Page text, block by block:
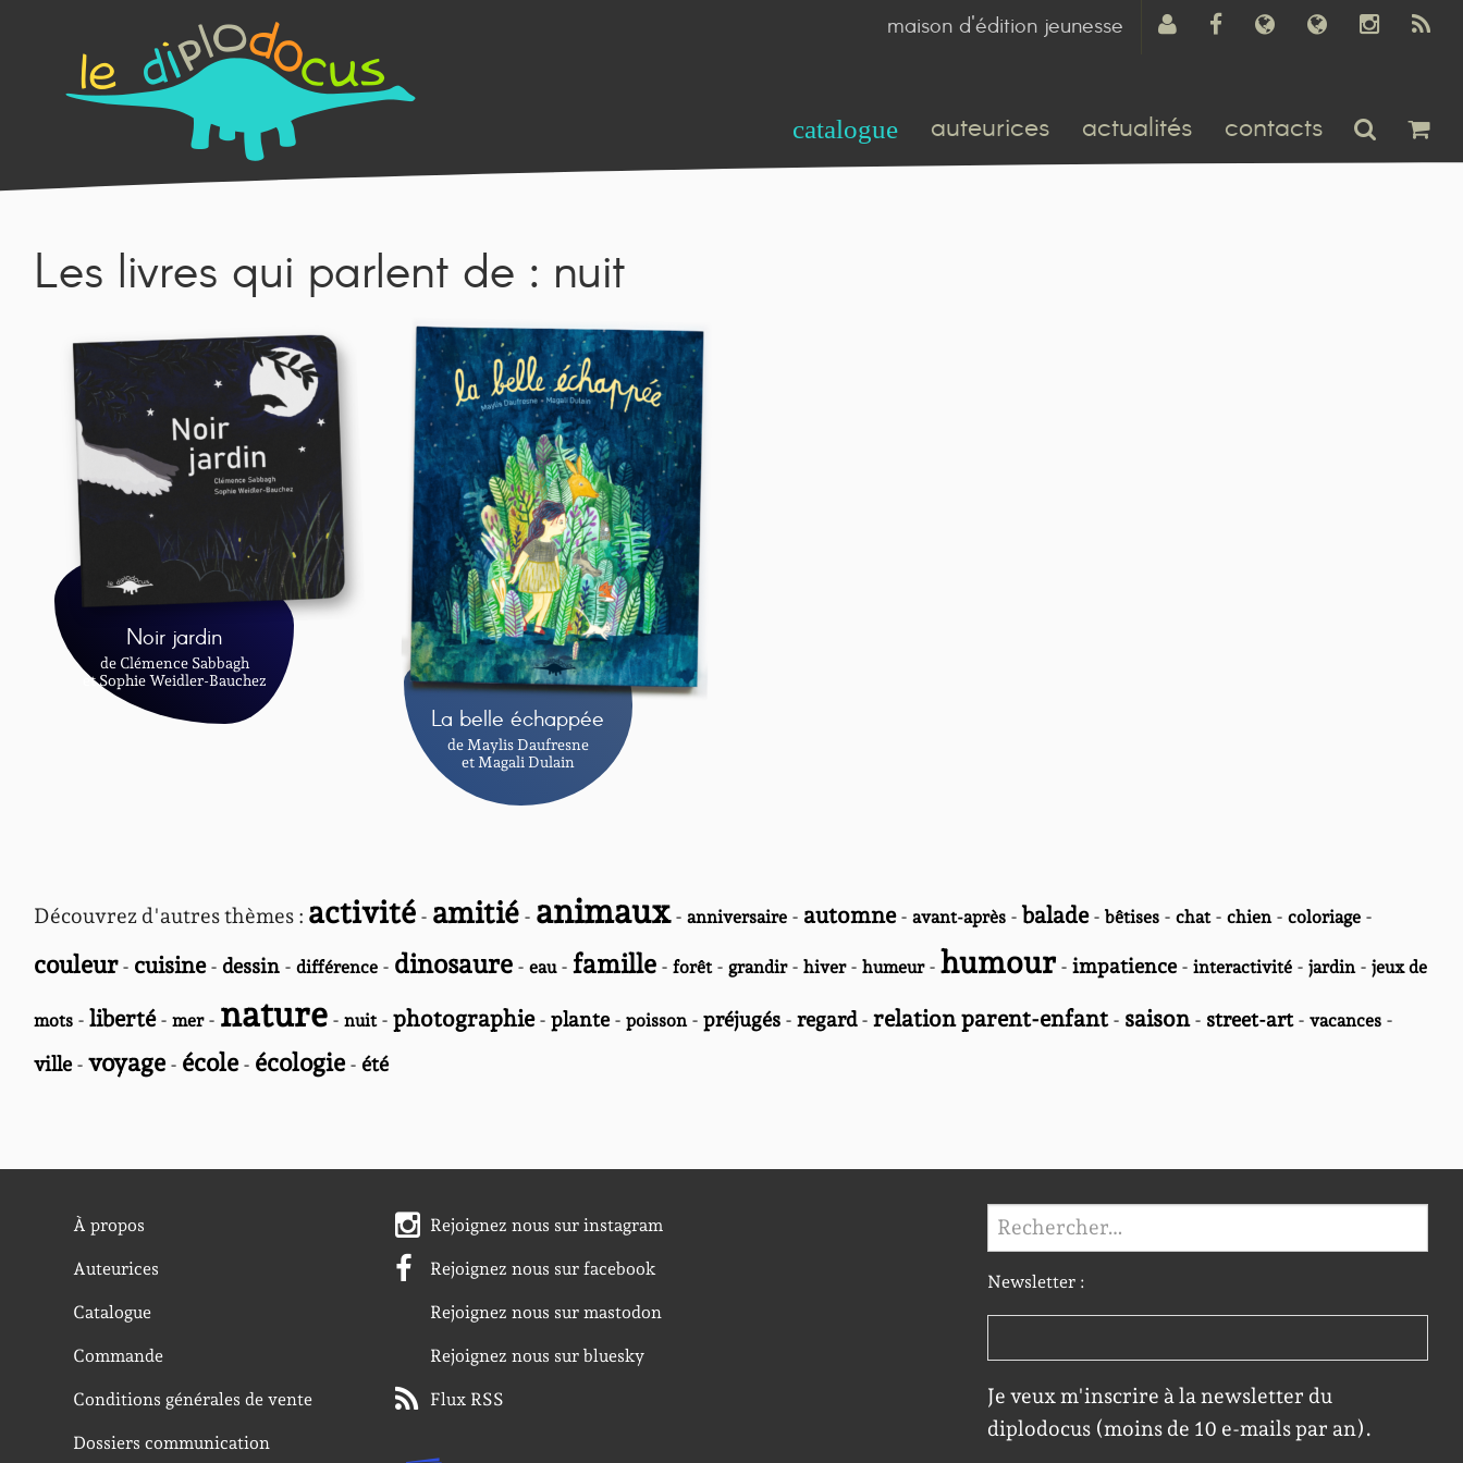
maison d'édition jeunesse
catalogue auteurices actualités contacts
Les livres qui parlent de : nuit
Noir jardin
de Clémence Sabbagh
et Sophie Weidler-Bauchez
La belle échappée
de Maylis Daufresne
et Magali Dulain
Découvrez d'autres thèmes : activité - amitié - animaux- anniversaire - automne- avant-après - balade- bêtises - chat- chien- coloriage -
couleur- cuisine- dessin - différence - dinosaure - eau- famille - forêt- grandir- hiver- humeur- humour- impatience- interactivité - jardin- jeux de
mots - liberté- mer- nature - nuit- photographie- plante- poisson- préjugés - regard- relation parent-enfant- saison- street-art- vacances -
ville- voyage - école - écologie - été
À propos
Auteurices
Catalogue
Commande
Conditions générales de vente
Dossiers communication
Rejoignez nous sur instagram
Rejoignez nous sur facebook
Rejoignez nous sur mastodon
Rejoignez nous sur bluesky
Flux RSS
Rechercher :
Newsletter :
Je veux m'inscrire à la newsletter du
diplodocus (moins de 10 e-mails par an).